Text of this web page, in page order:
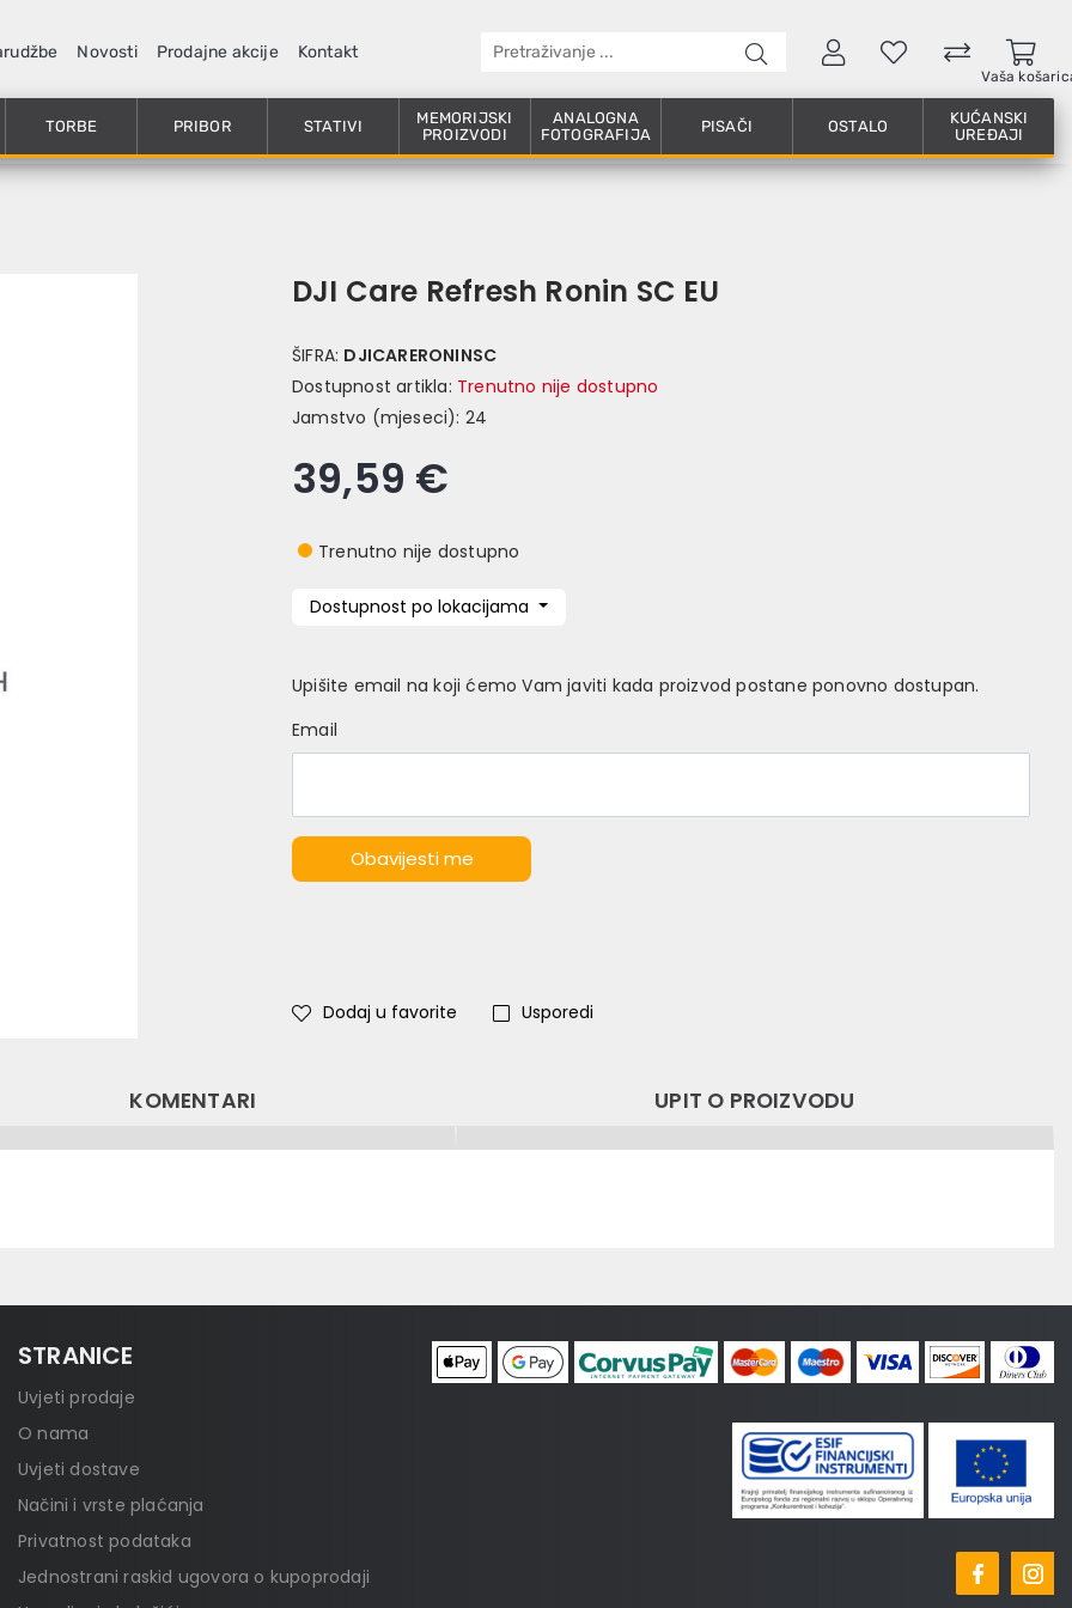
Novosti Prodajne akcije Kontakt
Vaša
TORBE PRIBOR STATIVI
MEMORIJSKI
PROIZVODI
ANALOGNA
FOTOGRAFIJA
PISAČI OSTALO
KUĆANSKI
UREĐAJI
DJI Care Refresh Ronin SC EU
ŠIFRA: DJICARERONINSC
Dostupnost artikla: Trenutno nije dostupno
Jamstvo (mjeseci): 24
39,59 €
Trenutno nije dostupno
Dostupnost po lokacijama
Upišite email na koji ćemo Vam javiti kada proizvod postane ponovno dostupan.
Email
Obavijesti me
Dodaj u favorite Usporedi
KOMENTARI UPIT O PROIZVODU
STRANICE
Uvjeti prodaje
O nama
Uvjeti dostave
Načini i vrste plaćanja
Privatnost podataka
Jednostrani raskid ugovora o kupoprodaji